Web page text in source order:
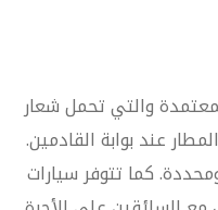
والتي تحمل شعار
عند بوابة القادمين.
كما تتوفر سيارات